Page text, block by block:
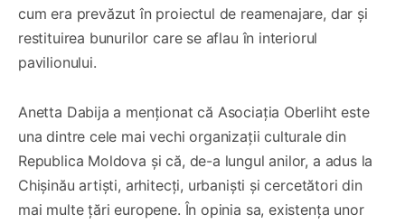
cum era prevăzut în proiectul de reamenajare, dar și
restituirea bunurilor care se aflau în interiorul
pavilionului.
Anetta Dabija a menționat că Asociația Oberliht este
una dintre cele mai vechi organizații culturale din
Republica Moldova și că, de-a lungul anilor, a adus la
Chișinău artiști, arhitecți, urbaniști și cercetători din
mai multe țări europene. În opinia sa, existența unor